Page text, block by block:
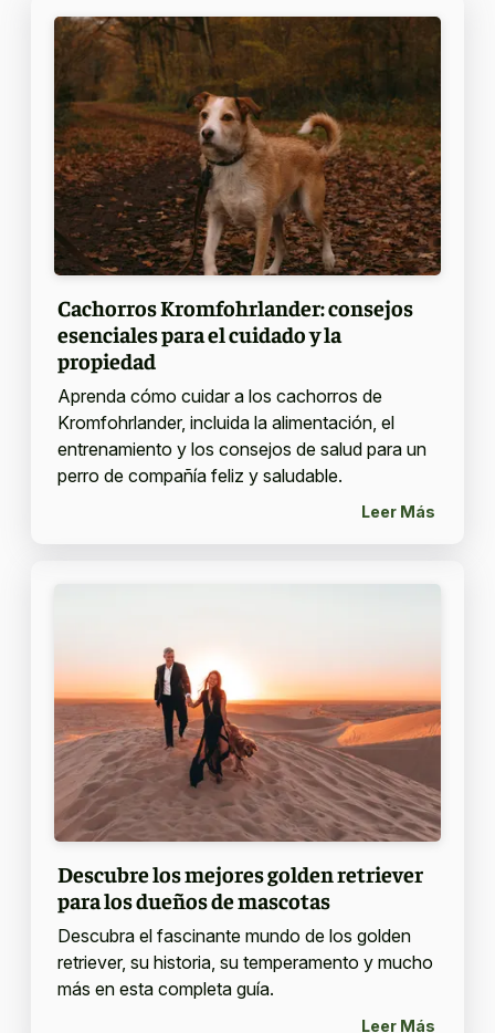
Cachorros Kromfohrlander: consejos
esenciales para el cuidado y la
propiedad
Aprenda cómo cuidar a los cachorros de
Kromfohrlander, incluida la alimentación, el
entrenamiento y los consejos de salud para un
perro de compañía feliz y saludable.
Leer Más
Descubre los mejores golden retriever
para los dueños de mascotas
Descubra el fascinante mundo de los golden
retriever, su historia, su temperamento y mucho
más en esta completa guía.
Leer Más